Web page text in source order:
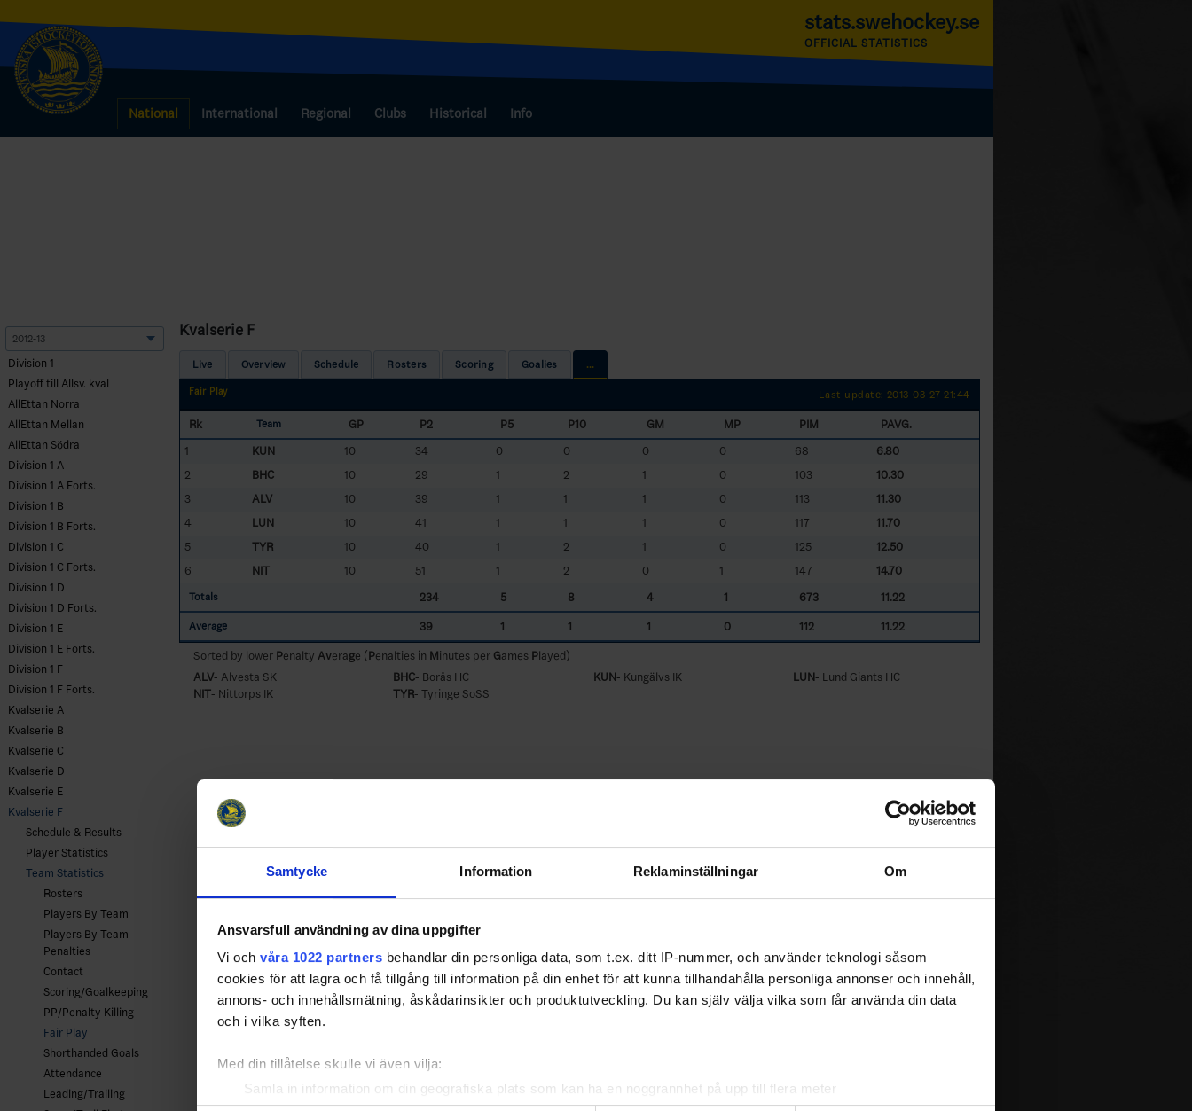
Samtycke Information Reklaminställningar Om
Ansvarsfull användning av dina uppgifter
Vi och våra 1022 partners behandlar din personliga data, som t.ex. ditt IP-nummer, och använder teknologi såsom
cookies för att lagra och få tillgång till information på din enhet för att kunna tillhandahålla personliga annonser och innehåll,
annons- och innehållsmätning, åskådarinsikter och produktutveckling. Du kan själv välja vilka som får använda din data
och i vilka syften.
Med din tillåtelse skulle vi även vilja:
Samla in information om din geografiska plats som kan ha en noggrannhet på upp till flera meter
National International Regional Clubs Historical Info
stats.swehockey.se
OFFICIAL STATISTICS
Division 1
Playoff till Allsv. kval
AllEttan Norra
AllEttan Mellan
AllEttan Södra
Division 1 A
Division 1 A Forts.
Division 1 B
Division 1 B Forts.
Division 1 C
Division 1 C Forts.
Division 1 D
Division 1 D Forts.
Division 1 E
Division 1 E Forts.
Division 1 F
Division 1 F Forts.
Kvalserie A
Kvalserie B
Kvalserie C
Kvalserie D
Kvalserie E
Kvalserie F
Schedule & Results
Player Statistics
Team Statistics
Rosters
Players By Team
Players By Team
Penalties
Contact
Scoring/Goalkeeping
PP/Penalty Killing
Fair Play
Shorthanded Goals
Attendance
Leading/Trailing
Kvalserie F
Live Overview Schedule Rosters Scoring Goalies ...
Fair Play Last update: 2013-03-27 21:44
Rk Team GP P2 P5 P10 GM MP PIM
PAVG.
1
KUN 10 34 0 0 0 0 68
6.80
2
BHC 10 29 1 2 1 0 103
10.30
3
ALV 10 39 1 1 1 0 113
11.30
4
LUN 10 41 1 1 1 0 117
11.70
5
TYR 10 40 1 2 1 0 125
12.50
6
NIT 10 51 1 2 0 1 147 14.70
Totals 234 5 8 4 1 673 11.22
Average 39 1 1 1 0 112 11.22
Sorted by lower Penalty Average (Penalties in Minutes per Games Played)
ALV- Alvesta SK BHC- Borås HC KUN- Kungälvs IK LUN- Lund Giants HC
NIT- Nittorps IK TYR- Tyringe SoSS